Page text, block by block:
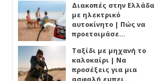
Διακοπές στην Ελλάδα
με ηλεκτρικό
αυτοκίνητο | Πώς να
προετοιμάσε…
Ταξίδι με μηχανή το
καλοκαίρι | Να
προσέξεις για μια
ασφαλή εμπει…